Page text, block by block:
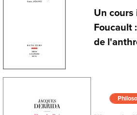
Un cours
Foucault
de